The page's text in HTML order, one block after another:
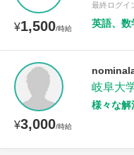
¥1,500/時給
最終ログイ
英語、数
¥3,000/時給
岐阜大
様々な解